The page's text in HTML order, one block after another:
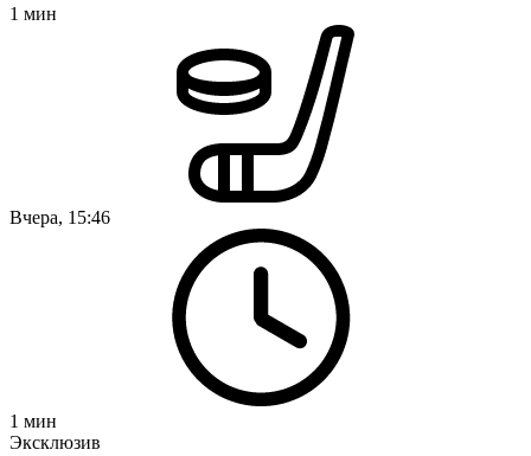
1 мин
Вчера, 15:46
1 мин
Эксклюзив